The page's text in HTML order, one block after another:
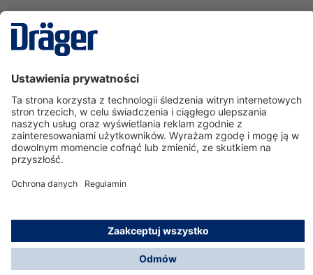
Serwisowa linia hotline
O nas
Korzystanie ze sklepu
© Dräger Polska Sp. z o.o., 2025
*Wszystkie ceny bez VAT, na warunkach opisanych w